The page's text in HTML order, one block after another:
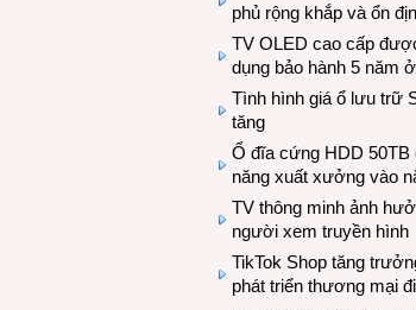
phủ rộng khắp và ổn
TV OLED cao cấp
dụng bảo hành 5 năm
Tình hình giá ổ lưu trữ
tăng
Ổ đĩa cứng HDD 50TB
năng xuất xưởng vào
TV thông minh ảnh
người xem truyền hình
TikTok Shop tăng
phát triển thương mại